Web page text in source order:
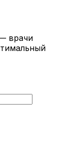
врачи